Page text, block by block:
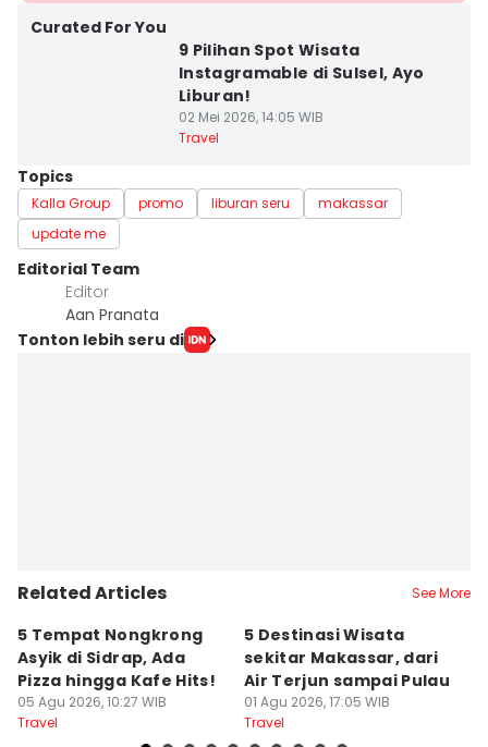
Curated For You
9 Pilihan Spot Wisata
Instagramable di Sulsel, Ayo
Liburan!
02 Mei 2026, 14:05 WIB
Travel
Topics
Kalla Group promo liburan seru
makassar
update me
Editorial Team
Editor
Aan Pranata
Tonton lebih seru di
Related Articles See More
5 Tempat Nongkrong
Asyik di Sidrap, Ada
Pizza hingga Kafe Hits!
05 Agu 2026, 10:27 WIB
Travel
5 Destinasi Wisata
sekitar Makassar, dari
Air Terjun sampai Pulau
01 Agu 2026, 17:05 WIB
Travel